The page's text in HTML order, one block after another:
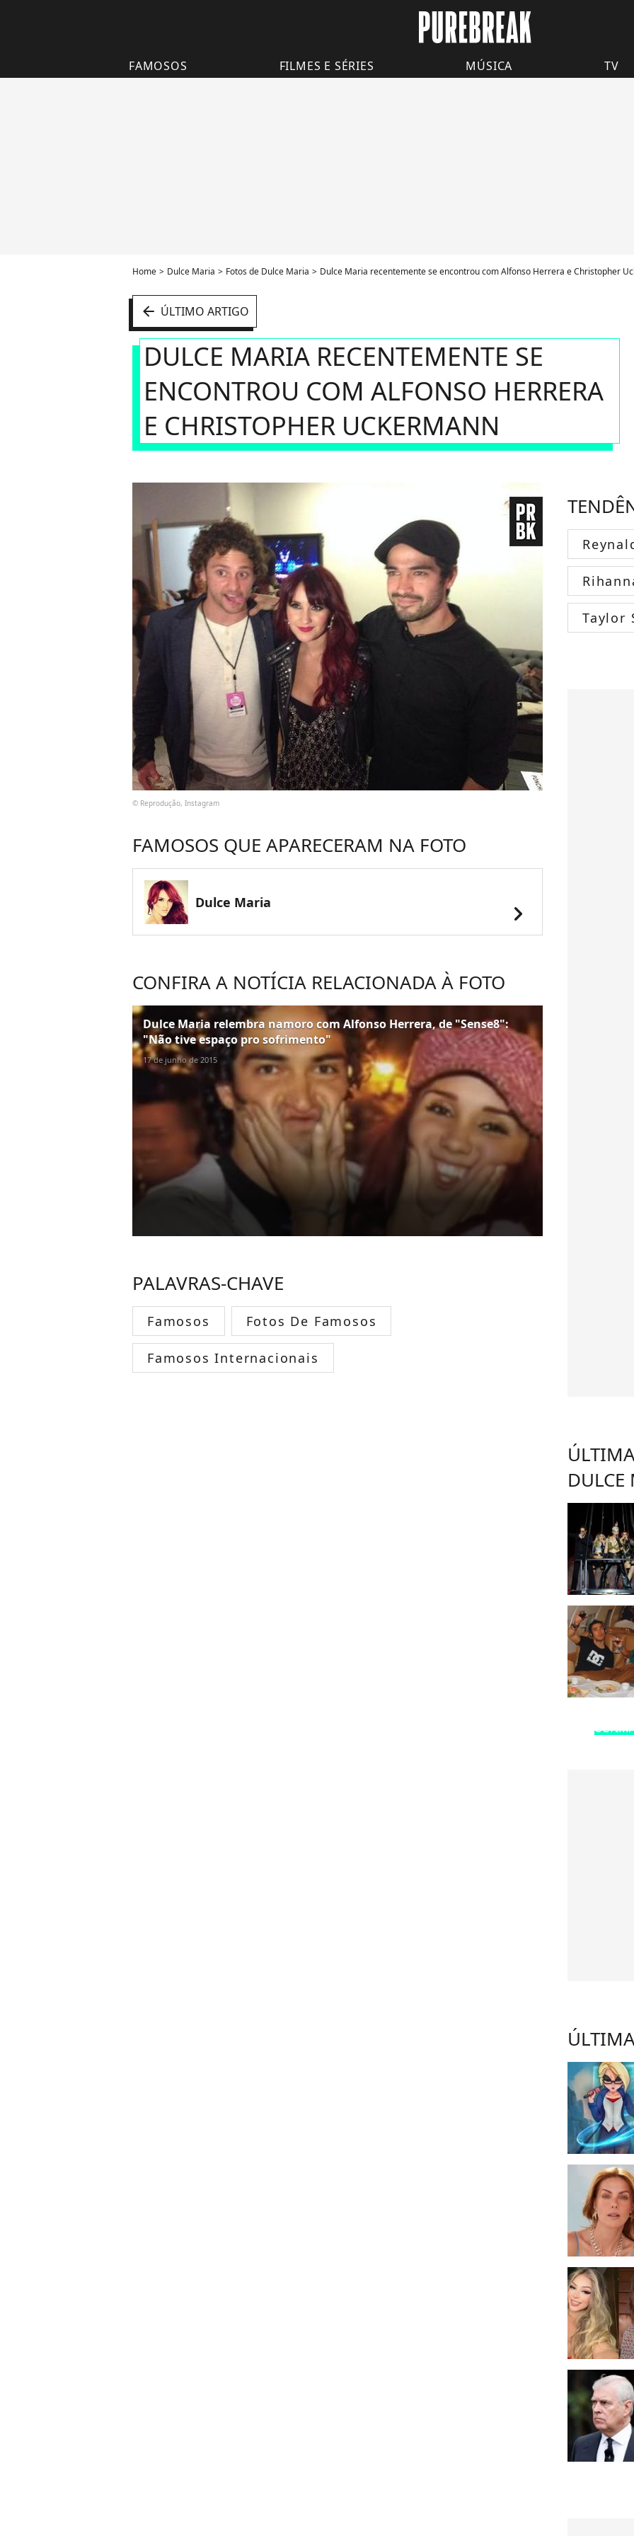
FAMOSOS FILMES E SÉRIES MÚSICA TV
Home Dulce Maria Fotos de Dulce Maria Dulce Maria recentemente se encontrou com Alfonso Herrera e Christopher
arrow_left ÚLTIMO ARTIGO
DULCE MARIA RECENTEMENTE SE
ENCONTROU COM ALFONSO HERRERA
E CHRISTOPHER UCKERMANN
© Reprodução, Instagram
FAMOSOS QUE APARECERAM NA FOTO
Dulce Maria chevron_right
CONFIRA A NOTÍCIA RELACIONADA À FOTO
Dulce Maria relembra namoro com Alfonso Herrera, de "Sense8":
"Não tive espaço pro sofrimento"
17 de junho de 2015
PALAVRAS-CHAVE
Famosos Fotos De Famosos
Famosos Internacionais
Taylor